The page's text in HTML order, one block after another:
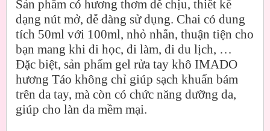
Sản phẩm có hương thơm dễ chịu, thiết kế
dạng nút mở, dễ dàng sử dụng. Chai có dung
tích 50ml với 100ml, nhỏ nhắn, thuận tiện cho
bạn mang khi đi học, đi làm, đi du lịch, …
Đặc biệt, sản phẩm gel rửa tay khô IMADO
hương Táo không chỉ giúp sạch khuẩn bám
trên da tay, mà còn có chức năng dưỡng da,
giúp cho làn da mềm mại.